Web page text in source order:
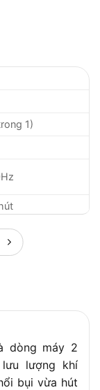
1)
dòng máy 2
lượng khí
bụi vừa hút